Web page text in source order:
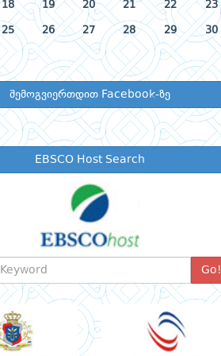
18 19 20 21 22 23
25 26 27 28 29 30
შემოგვიერთდით Facebook-ზე
EBSCO Host Search
Go!